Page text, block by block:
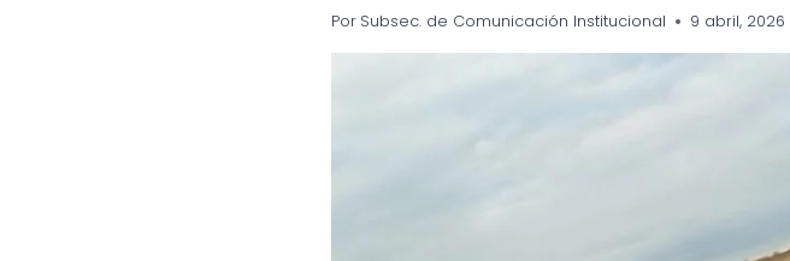
Por Subsec. de Comunicación Institucional 9 abril, 2026